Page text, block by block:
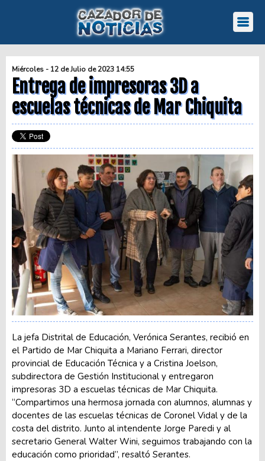
Miércoles - 12 de Julio de 2023 14:55
Entrega de impresoras 3D a
escuelas técnicas de Mar Chiquita
La jefa Distrital de Educación, Verónica Serantes, recibió en
el Partido de Mar Chiquita a Mariano Ferrari, director
provincial de Educación Técnica y a Cristina Joelson,
subdirectora de Gestión Institucional y entregaron
impresoras 3D a escuelas técnicas de Mar Chiquita.
“Compartimos una hermosa jornada con alumnos, alumnas y
docentes de las escuelas técnicas de Coronel Vidal y de la
costa del distrito. Junto al intendente Jorge Paredi y al
secretario General Walter Wini, seguimos trabajando con la
educación como prioridad”, resaltó Serantes.